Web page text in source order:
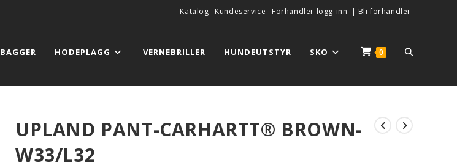
Katalog Kundeservice Forhandler logg-inn | Bli forhandler
BAGGER HODEPLAGG VERNEBRILLER HUNDEUTSTYR SKO 0
UPLAND PANT-CARHARTT® BROWN-
W33/L32